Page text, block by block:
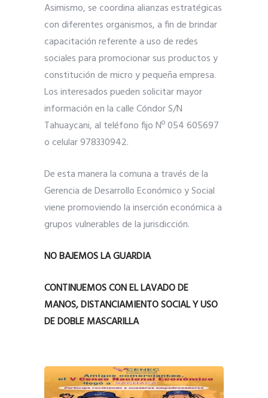
Asimismo, se coordina alianzas estratégicas
con diferentes organismos, a fin de brindar
capacitación referente a uso de redes
sociales para promocionar sus productos y
constitución de micro y pequeña empresa.
Los interesados pueden solicitar mayor
información en la calle Cóndor S/N
Tahuaycani, al teléfono fijo Nº 054 605697
o celular 978330942.
De esta manera la comuna a través de la
Gerencia de Desarrollo Económico y Social
viene promoviendo la inserción económica a
grupos vulnerables de la jurisdicción.
NO BAJEMOS LA GUARDIA
CONTINUEMOS CON EL LAVADO DE
MANOS, DISTANCIAMIENTO SOCIAL Y USO
DE DOBLE MASCARILLA